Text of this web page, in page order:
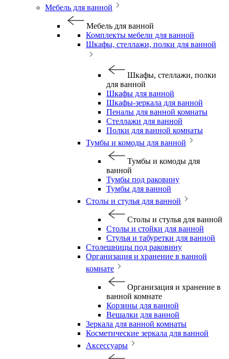
Мебель для ванной
Мебель для ванной
Комплекты мебели для ванной
Шкафы, стеллажи, полки для ванной
Шкафы, стеллажи, полки
для ванной
Шкафы для ванной
Шкафы-зеркала для ванной
Пеналы для ванной комнаты
Стеллажи для ванной
Полки для ванной комнаты
Тумбы и комоды для ванной
Тумбы и комоды для
ванной
Тумбы под раковину
Тумбы для ванной
Столы и стулья для ванной
Столы и стулья для ванной
Столы и стойки для ванной
Стулья и табуретки для ванной
Столешницы под раковину
Организация и хранение в ванной
комнате
Организация и хранение в
ванной комнате
Корзины для ванной
Вешалки для ванной
Зеркала для ванной комнаты
Косметические зеркала для ванной
Аксессуары